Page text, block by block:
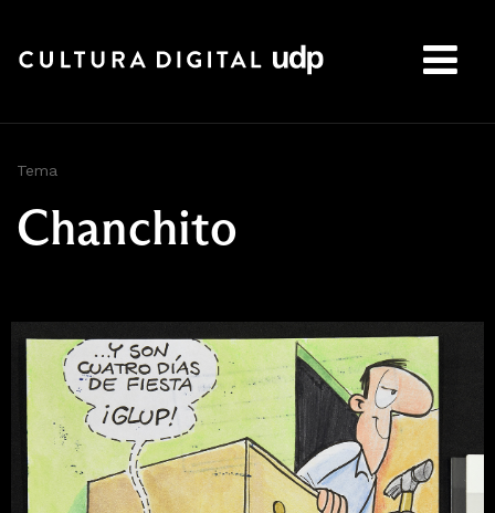
Tema
Chanchito